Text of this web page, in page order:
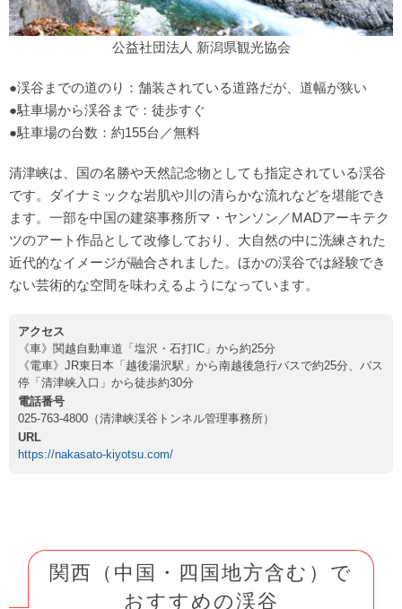
公益社団法人 新潟県観光協会
●渓谷までの道のり：舗装されている道路だが、道幅が狭い
●駐車場から渓谷まで：徒歩すぐ
●駐車場の台数：約155台／無料
清津峡は、国の名勝や天然記念物としても指定されている渓谷
です。ダイナミックな岩肌や川の清らかな流れなどを堪能でき
ます。一部を中国の建築事務所マ・ヤンソン／MADアーキテク
ツのアート作品として改修しており、大自然の中に洗練された
近代的なイメージが融合されました。ほかの渓谷では経験でき
ない芸術的な空間を味わえるようになっています。
アクセス
《車》関越自動車道「塩沢・石打IC」から約25分
《電車》JR東日本「越後湯沢駅」から南越後急行バスで約25分、バス
停「清津峡入口」から徒歩約30分
電話番号
025-763-4800（清津峡渓谷トンネル管理事務所）
URL
https://nakasato-kiyotsu.com/
関西（中国・四国地方含む）で
おすすめの渓谷